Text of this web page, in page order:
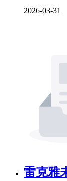
2026-03-31
雷克雅